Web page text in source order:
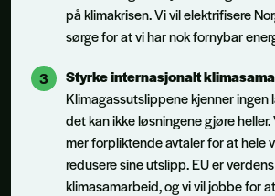
på klimakrisen. Vi vil elektrifisere
sørge for at vi har nok fornybar
Styrke internasjonalt
Klimagassutslippene kjenner ingen
det kan ikke løsningene gjøre
mer forpliktende avtaler for at hele
redusere sine utslipp. EU er
klimasamarbeid, og vi vil jobbe for